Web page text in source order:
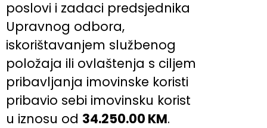
poslovi i zadaci predsjednika
Upravnog odbora,
iskorištavanjem službenog
položaja ili ovlaštenja s ciljem
pribavljanja imovinske koristi
pribavio sebi imovinsku korist
u iznosu od 34.250.00 KM.